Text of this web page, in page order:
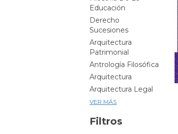
Educación
Derecho
Sucesiones
Arquitectura
Patrimonial
Antrología Filosófica
Arquitectura
Arquitectura Legal
VER MÁS
Filtros